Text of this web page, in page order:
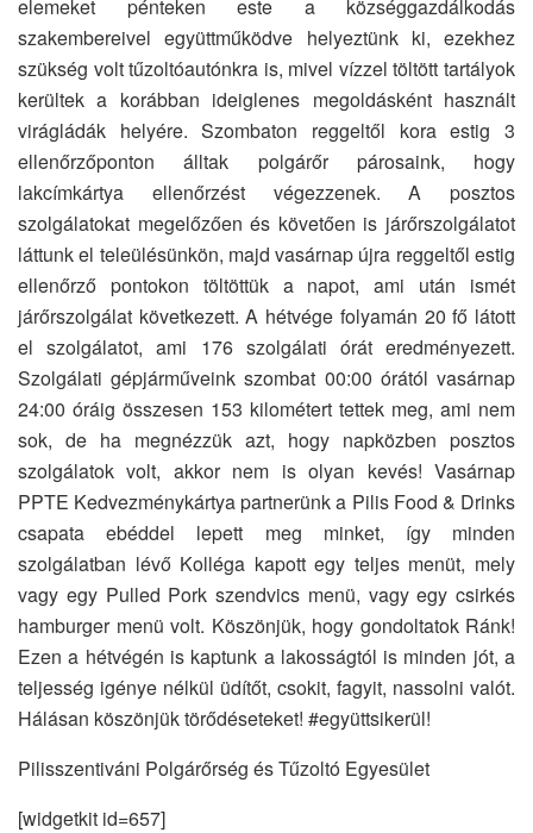
elemeket pénteken este a községgazdálkodás
szakembereivel együttműködve helyeztünk ki, ezekhez
szükség volt tűzoltóautónkra is, mivel vízzel töltött tartályok
kerültek a korábban ideiglenes megoldásként használt
virágládák helyére. Szombaton reggeltől kora estig 3
ellenőrzőponton álltak polgárőr párosaink, hogy
lakcímkártya ellenőrzést végezzenek. A posztos
szolgálatokat megelőzően és követően is járőrszolgálatot
láttunk el teleülésünkön, majd vasárnap újra reggeltől estig
ellenőrző pontokon töltöttük a napot, ami után ismét
járőrszolgálat következett. A hétvége folyamán 20 fő látott
el szolgálatot, ami 176 szolgálati órát eredményezett.
Szolgálati gépjárműveink szombat 00:00 órától vasárnap
24:00 óráig összesen 153 kilométert tettek meg, ami nem
sok, de ha megnézzük azt, hogy napközben posztos
szolgálatok volt, akkor nem is olyan kevés! Vasárnap
PPTE Kedvezménykártya partnerünk a Pilis Food & Drinks
csapata ebéddel lepett meg minket, így minden
szolgálatban lévő Kolléga kapott egy teljes menüt, mely
vagy egy Pulled Pork szendvics menü, vagy egy csirkés
hamburger menü volt. Köszönjük, hogy gondoltatok Ránk!
Ezen a hétvégén is kaptunk a lakosságtól is minden jót, a
teljesség igénye nélkül üdítőt, csokit, fagyit, nassolni valót.
Hálásan köszönjük törődéseteket! #együttsikerül!
Pilisszentiváni Polgárőrség és Tűzoltó Egyesület
[widgetkit id=657]